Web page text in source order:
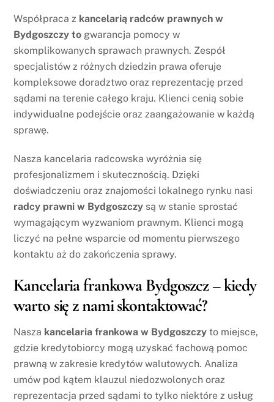
Współpraca z kancelarią radców prawnych w
Bydgoszczy to gwarancja pomocy w
skomplikowanych sprawach prawnych. Zespół
specjalistów z różnych dziedzin prawa oferuje
kompleksowe doradztwo oraz reprezentację przed
sądami na terenie całego kraju. Klienci cenią sobie
indywidualne podejście oraz zaangażowanie w każdą
sprawę.
Nasza kancelaria radcowska wyróżnia się
profesjonalizmem i skutecznością. Dzięki
doświadczeniu oraz znajomości lokalnego rynku nasi
radcy prawni w Bydgoszczy są w stanie sprostać
wymagającym wyzwaniom prawnym. Klienci mogą
liczyć na pełne wsparcie od momentu pierwszego
kontaktu aż do zakończenia sprawy.
Kancelaria frankowa Bydgoszcz – kiedy
warto się z nami skontaktować?
Nasza kancelaria frankowa w Bydgoszczy to miejsce,
gdzie kredytobiorcy mogą uzyskać fachową pomoc
prawną w zakresie kredytów walutowych. Analiza
umów pod kątem klauzul niedozwolonych oraz
reprezentacja przed sądami to tylko niektóre z usług